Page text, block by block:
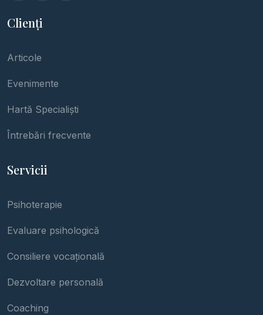
Clienți
Articole
Evenimente
Hartă Specialiști
Întrebări frecvente
Servicii
Psihoterapie
Evaluare psihologică
Consiliere vocațională
Dezvoltare personală
Coaching